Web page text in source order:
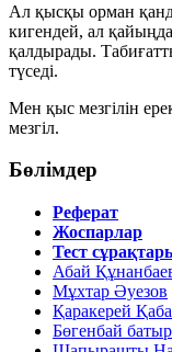
Ал қысқы орман
кигендей, ал
қалдырады.
түседі.
Мен қыс мезгілін
мезгіл.
Бөлімдер
Реферат
Жоспарлар
Тест
Абай
Мұхтар Әуезов
Қаракерей
Бөгенбай батыр